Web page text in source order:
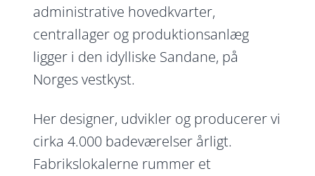
administrative hovedkvarter,
centrallager og produktionsanlæg
ligger i den idylliske Sandane, på
Norges vestkyst.
Her designer, udvikler og producerer vi
cirka 4.000 badeværelser årligt.
Fabrikslokalerne rummer et